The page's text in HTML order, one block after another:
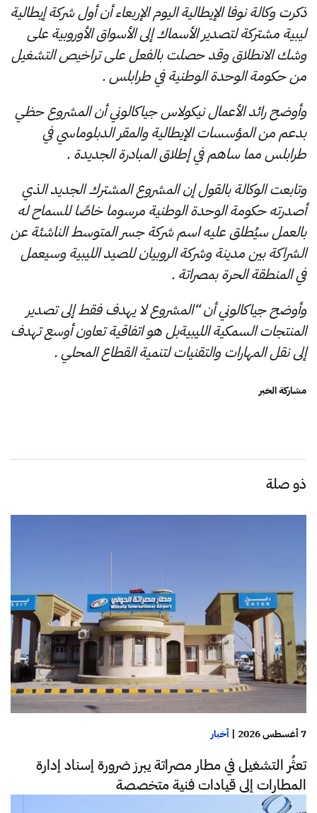
ذكرت وكالة نوفا الإيطالية اليوم الإربعاء أن أول شركة إيطالية
ليبية مشتركة لتصدير الأسماك إلى الأسواق الأوروبية على
وشك الانطلاق وقد حصلت بالفعل على تراخيص التشغيل
من حكومة الوحدة الوطنية في طرابلس .
وأوضح رائد الأعمال نيكولاس جياكالوني أن المشروع حظي
بدعم من المؤسسات الإيطالية والمقر الدبلوماسي في
طرابلس مما ساهم في إطلاق المبادرة الجديدة .
وتابعت الوكالة بالقول إن المشروع المشترك الجديد الذي
أصدرته حكومة الوحدة الوطنية مرسوما خاصًا للسماح له
بالعمل سيُطلق عليه اسم شركة جسر المتوسط ​​الناشئة عن
الشراكة بين مدينة وشركة الروبيان للصيد الليبية وسيعمل
في المنطقة الحرة بمصراتة .
وأوضح جياكالوني أن “المشروع لا يهدف فقط إلى تصدير
المنتجات السمكية الليبيةبل هو اتفاقية تعاون أوسع تهدف
إلى نقل المهارات والتقنيات لتنمية القطاع المحلي .
مشاركة الخبر
ذو صلة
7 أغسطس 2026 | أخبار
تعثُر التشغيل في مطار مصراتة يبرز ضرورة إسناد إدارة
المطارات إلى قيادات فنية متخصصة